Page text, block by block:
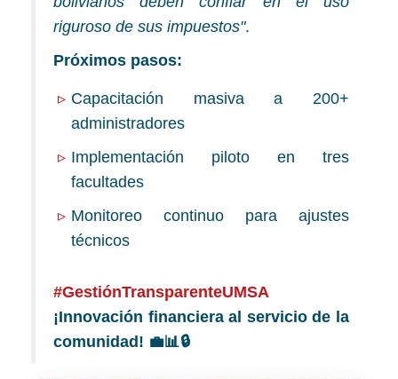
riguroso de sus impuestos".
Próximos pasos:
Capacitación masiva a 200+
administradores
Implementación piloto en tres
facultades
Monitoreo continuo para ajustes
técnicos
#GestiónTransparenteUMSA
¡Innovación financiera al servicio de la
comunidad! 💼📊🔒